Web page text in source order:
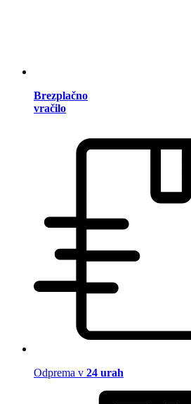
Brezplačno
vračilo
Odprema v 24 urah